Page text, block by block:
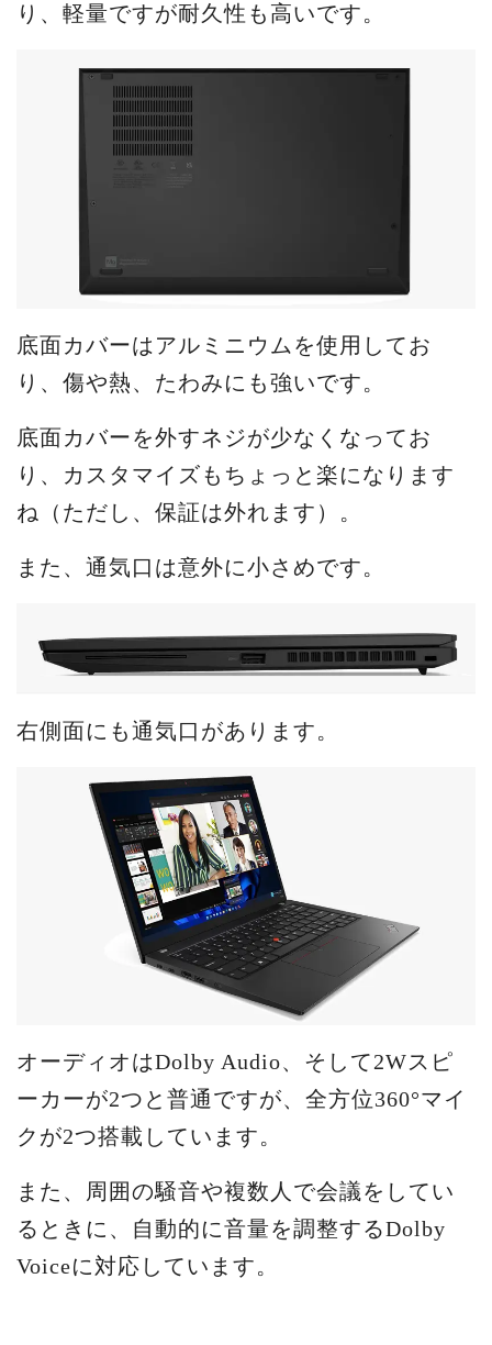
り、軽量ですが耐久性も高いです。
底面カバーはアルミニウムを使用してお
り、傷や熱、たわみにも強いです。
底面カバーを外すネジが少なくなってお
り、カスタマイズもちょっと楽になります
ね（ただし、保証は外れます）。
また、通気口は意外に小さめです。
右側面にも通気口があります。
オーディオはDolby Audio、そして2Wスピ
ーカーが2つと普通ですが、全方位360°マイ
クが2つ搭載しています。
また、周囲の騒音や複数人で会議をしてい
るときに、自動的に音量を調整するDolby
Voiceに対応しています。